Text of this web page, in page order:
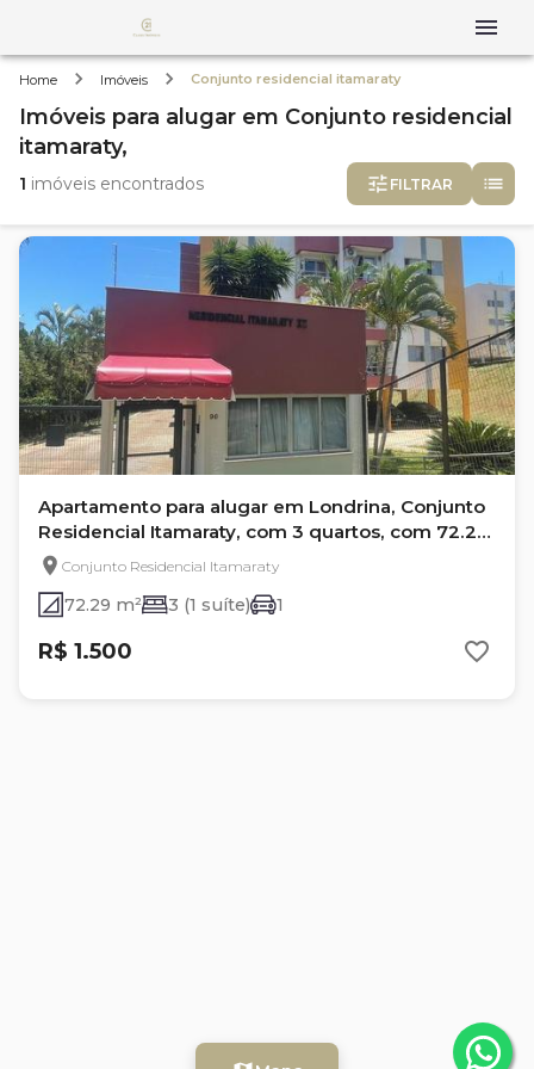
Home Imóveis Conjunto residencial itamaraty
Imóveis para alugar em Conjunto residencial
itamaraty,
1 imóveis encontrados FILTRAR
Apartamento para alugar em Londrina, Conjunto
Residencial Itamaraty, com 3 quartos, com 72.29
m²Conjunto Residencial Itamaraty
72.29 m² 3 (1 suíte) 1
R$ 1.500